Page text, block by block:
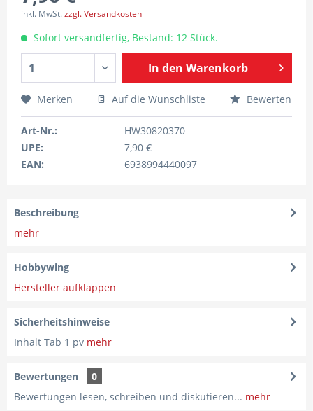
inkl. MwSt.zzgl. Versandkosten
Sofort versandfertig, Bestand: 12 Stück.
In den Warenkorb
Merken Auf die Wunschliste Bewerten
Art-Nr.:
HW30820370
UPE:
7,90 €
EAN:
6938994440097
Beschreibung
mehr
Hobbywing
Hersteller aufklappen
Sicherheitshinweise
Inhalt Tab 1 pv mehr
Bewertungen
0
Bewertungen lesen, schreiben und diskutieren... mehr